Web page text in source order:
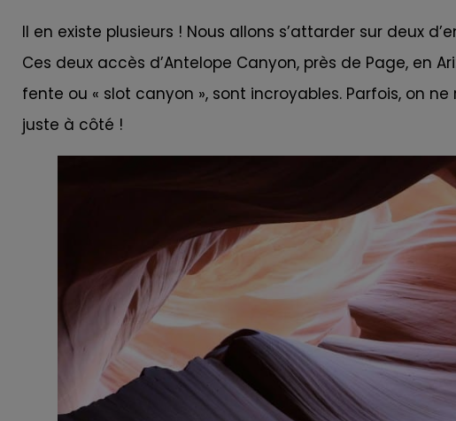
Il en existe plusieurs ! Nous allons s’attarder sur deux
Ces deux accès d’Antelope Canyon, près de Page, en
fente ou « slot canyon », sont incroyables. Parfois, on
juste à côté !